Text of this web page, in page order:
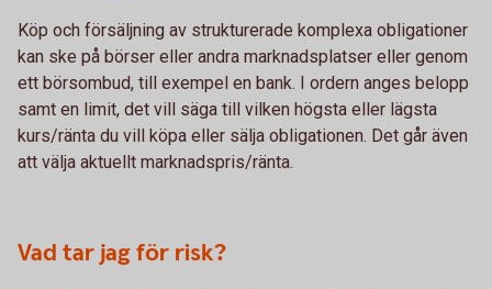
Köp och försäljning av strukturerade komplexa obligationer
kan ske på börser eller andra marknadsplatser eller genom
ett börsombud, till exempel en bank. I ordern anges belopp
samt en limit, det vill säga till vilken högsta eller lägsta
kurs/ränta du vill köpa eller sälja obligationen. Det går även
att välja aktuellt marknadspris/ränta.
Vad tar jag för risk?